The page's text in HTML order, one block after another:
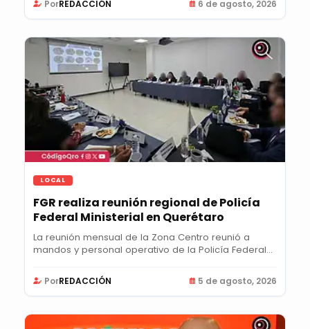
PorREDACCIÓN 6 de agosto, 2026
LOCAL
FGR realiza reunión regional de Policía
Federal Ministerial en Querétaro
La reunión mensual de la Zona Centro reunió a
mandos y personal operativo de la Policía Federal...
PorREDACCIÓN 5 de agosto, 2026